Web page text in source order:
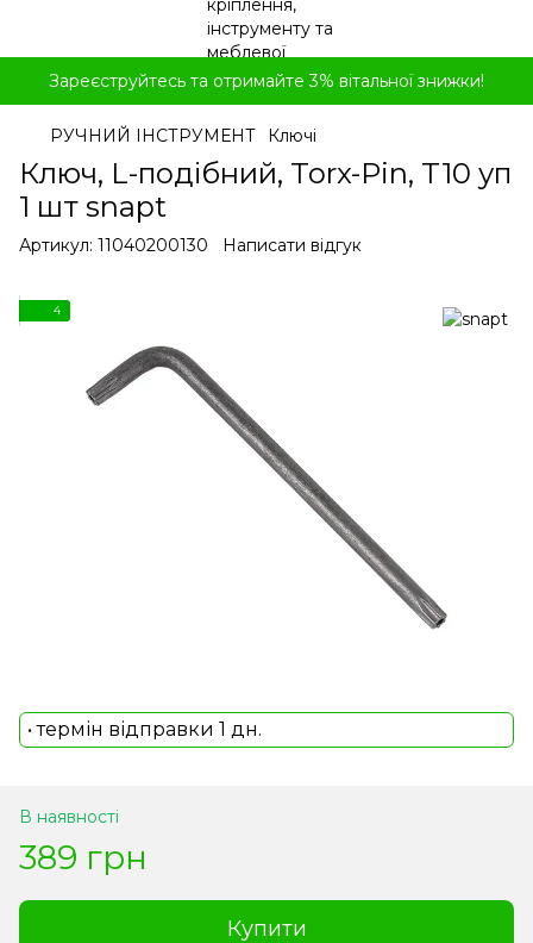
Зареєструйтесь та отримайте 3% вітальної знижки!
РУЧНИЙ ІНСТРУМЕНТ Ключі
Ключ, L-подібний, Torx-Pin, T10 уп
1 шт snapt
Артикул: 11040200130 Написати відгук
4
• термін відправки 1 дн.
В наявності
389 грн
Купити